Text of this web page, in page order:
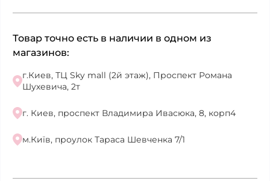
Товар точно есть в наличии в одном из
магазинов:
г.Киев, ТЦ Sky mall (2й этаж), Проспект Романа
Шухевича, 2т
г. Киев, проспект Владимира Ивасюка, 8, корп4
м.Київ, проулок Тараса Шевченка 7/1